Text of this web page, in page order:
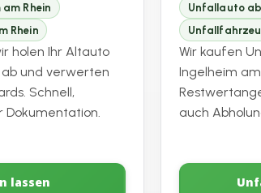
Rhein
Rhein
holen Ihr Altauto
ab und verwerten
Schnell,
Dokumentation.
lassen
Unfallauto
Wir kaufen
Ingelheim
auch